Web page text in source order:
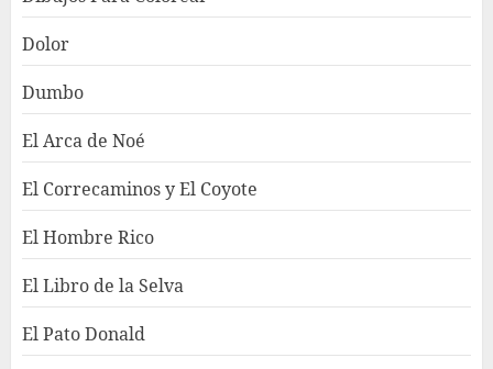
Dolor
Dumbo
El Arca de Noé
El Correcaminos y El Coyote
El Hombre Rico
El Libro de la Selva
El Pato Donald